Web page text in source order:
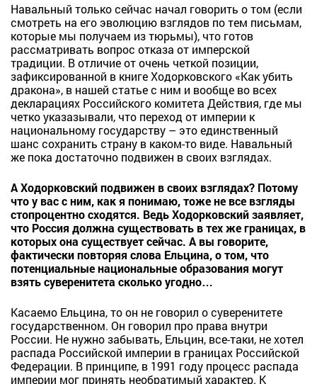
Навальный только сейчас начал говорить о том (если
смотреть на его эволюцию взглядов по тем письмам,
которые мы получаем из тюрьмы), что готов
рассматривать вопрос отказа от имперской
традиции. В отличие от очень четкой позиции,
зафиксированной в книге Ходорковского «Как убить
дракона», в нашей статье с ним и вообще во всех
декларациях Российского комитета Действия, где мы
четко указазывали, что переход от империи к
национальному государству – это единственный
шанс сохранить страну в каком-то виде. Навальный
же пока достаточно подвижен в своих взглядах.
А Ходорковский подвижен в своих взглядах? Потому
что у вас с ним, как я понимаю, тоже не все взгляды
стопроцентно сходятся. Ведь Ходорковский заявляет,
что Россия должна существовать в тех же границах, в
которых она существует сейчас. А вы говорите,
фактически повторяя слова Ельцина, о том, что
потенциальные национальные образования могут
взять суверенитета сколько угодно…
Касаемо Ельцина, то он не говорил о суверенитете
государственном. Он говорил про права внутри
России. Не нужно забывать, Ельцин, все-таки, не хотел
распада Российской империи в границах Российской
Федерации. В принципе, в 1991 году процесс распада
империи мог принять необратимый характер. К